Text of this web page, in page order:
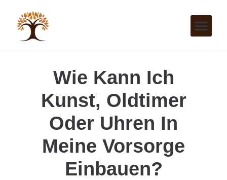
Wie Kann Ich
Kunst, Oldtimer
Oder Uhren In
Meine Vorsorge
Einbauen?